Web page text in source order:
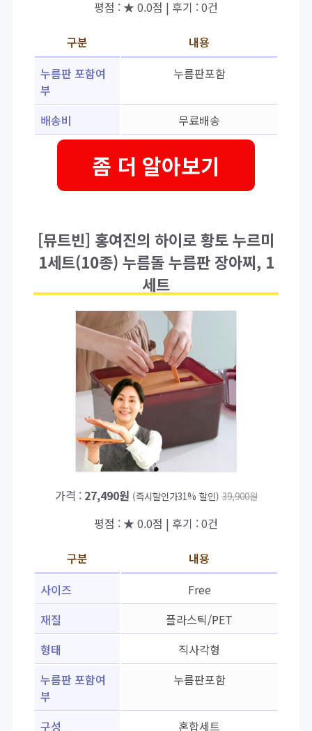
평점 : ★ 0.0점 | 후기 : 0건
구분
내용
누름판 포함여
부
누름판포함
배송비 무료배송
좀 더 알아보기
[뮤트빈] 홍여진의 하이로 황토 누르미
1세트(10종) 누름돌 누름판 장아찌, 1
세트
가격 : 27,490원 (즉시할인가31% 할인) 39,900원
평점 : ★ 0.0점 | 후기 : 0건
구분
내용
사이즈
Free
재질
플라스틱/PET
형태
직사각형
누름판 포함여
부
누름판포함
구성 혼합세트